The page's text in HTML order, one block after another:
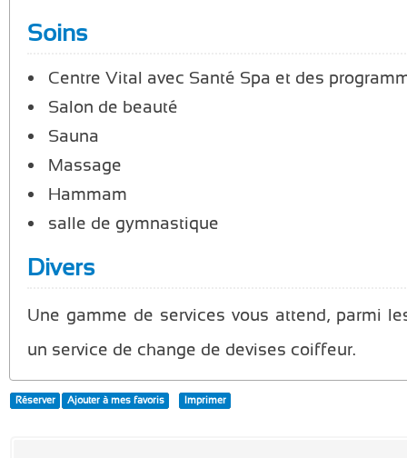
Soins
Centre Vital avec Santé Spa et des
Salon de beauté
Sauna
Massage
Hammam
salle de gymnastique
Divers
Une gamme de services vous attend, parmi
un service de change de devises coiffeur.
Réserver Ajouter à mes favoris Imprimer